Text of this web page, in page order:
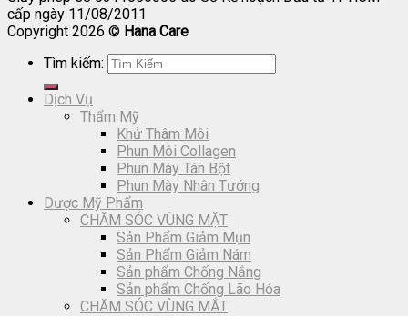
cấp ngày 11/08/2011
Copyright 2026 © Hana Care
Tìm kiếm:
Dịch Vụ
Thẩm Mỹ
Khử Thâm Môi
Phun Môi Collagen
Phun Mày Tán Bột
Phun Mày Nhân Tướng
Dược Mỹ Phẩm
CHĂM SÓC VÙNG MẶT
Sản Phẩm Giảm Mụn
Sản Phẩm Giảm Nám
Sản phẩm Chống Nắng
Sản phẩm Chống Lão Hóa
CHĂM SÓC VÙNG MẮT